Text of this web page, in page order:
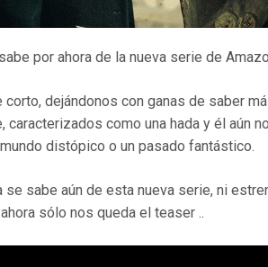
por ahora de la nueva serie de
dejándonos con ganas de saber
caracterizados como una hada y él aún
distópico o un pasado fantástico.
se sabe aún de esta nueva serie, ni
sólo nos queda el teaser ..